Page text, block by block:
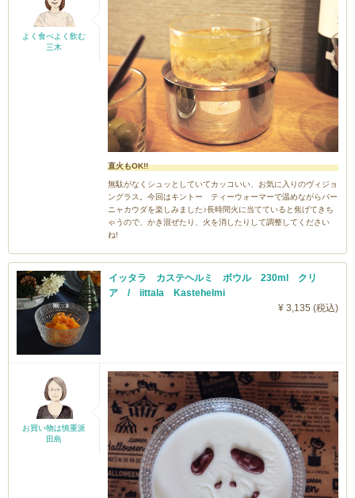
よく食べよく飲む
三木
直火もOK!!
無駄がなくシュッとしていてカッコいい、お気に入りのヴィジョ
ングラス。今回はキントー ティーウォーマーで温めながらバー
ニャカウダを楽しみました♪長時間火に当てていると焦げてきち
ゃうので、かき混ぜたり、火を消したりして調整してください
ね!
イッタラ カステヘルミ ボウル 230ml クリ
ア / iittala Kastehelmi
¥ 3,135 (税込)
お買い物は慎重派
田島